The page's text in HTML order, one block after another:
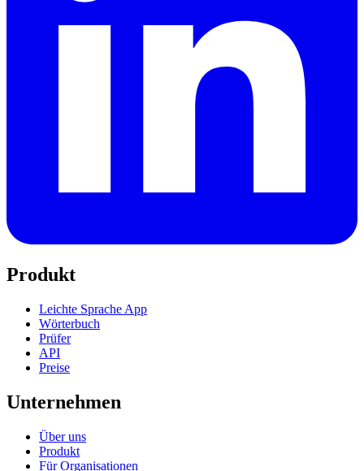
Produkt
Leichte Sprache App
Wörterbuch
Prüfer
API
Preise
Unternehmen
Über uns
Produkt
Für Organisationen